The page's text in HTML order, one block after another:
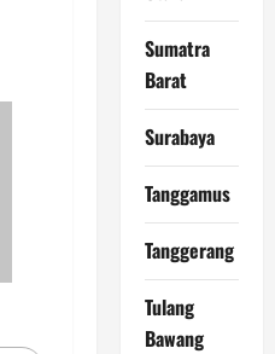
Sumatra
Barat
Surabaya
Tanggamus
Tanggerang
Tulang
Bawang